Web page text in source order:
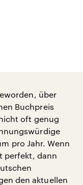
über
Buchpreis
oft genug
pro Jahr. Wenn
perfekt, dann
den aktuellen